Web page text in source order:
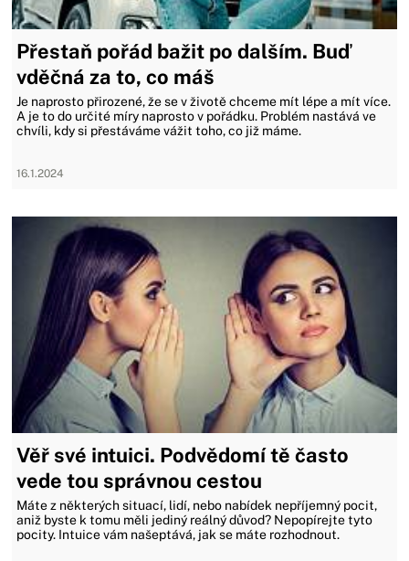
Přestaň pořád bažit po dalším. Buď
vděčná za to, co máš
Je naprosto přirozené, že se v životě chceme mít lépe a mít více.
A je to do určité míry naprosto v pořádku. Problém nastává ve
chvíli, kdy si přestáváme vážit toho, co již máme.
16.1.2024
Věř své intuici. Podvědomí tě často
vede tou správnou cestou
Máte z některých situací, lidí, nebo nabídek nepříjemný pocit,
aniž byste k tomu měli jediný reálný důvod? Nepopírejte tyto
pocity. Intuice vám našeptává, jak se máte rozhodnout.